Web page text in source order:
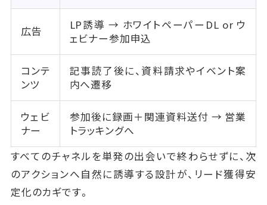
広告
LP誘導 → ホワイトペーパーDL or ウ
ェビナー参加申込
コンテ
ンツ
記事読了後に、資料請求やイベント案
内へ遷移
ウェビ
ナー
参加後に録画＋関連資料送付 → 営業
トラッキングへ
すべてのチャネルを単発の出会いで終わらせずに、次
のアクションへ自然に誘導する設計が、リード獲得安
定化のカギです。